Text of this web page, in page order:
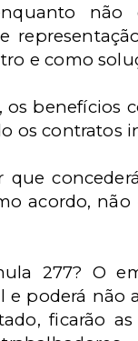
não
e como
benefícios
os contratos
acordo, não
277? O
poderá não
ficarão